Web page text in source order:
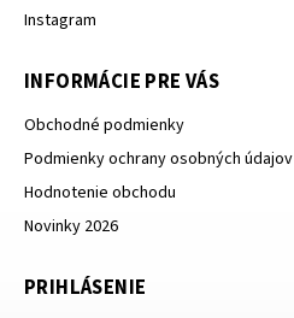
Instagram
INFORMÁCIE PRE VÁS
Obchodné podmienky
Podmienky ochrany osobných údajov
Hodnotenie obchodu
Novinky 2026
PRIHLÁSENIE